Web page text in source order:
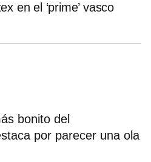
en el ‘prime’ vasco
bonito del
por parecer una ola